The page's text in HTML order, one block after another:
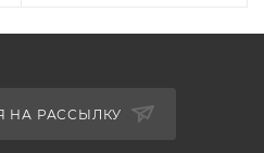
НА РАССЫЛКУ